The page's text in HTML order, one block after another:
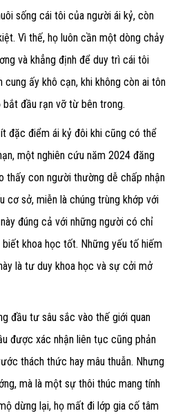
sống cái tôi của người ái kỷ, còn
Vì thế, họ luôn cần một dòng chảy
và khẳng định để duy trì cái tôi
cung ấy khô cạn, khi không còn ai tôn
bắt đầu rạn vỡ từ bên trong.
đặc điểm ái kỷ đôi khi cũng có thể
một nghiên cứu năm 2024 đăng
thấy con người thường dễ chấp nhận
cơ sở, miễn là chúng trùng khớp với
đúng cả với những người có chỉ
khoa học tốt. Những yếu tố hiếm
là tư duy khoa học và sự cởi mở
đầu tư sâu sắc vào thế giới quan
được xác nhận liên tục cũng phản
thách thức hay mâu thuẫn. Nhưng
mà là một sự thôi thúc mang tính
dừng lại, họ mất đi lớp gia cố tâm